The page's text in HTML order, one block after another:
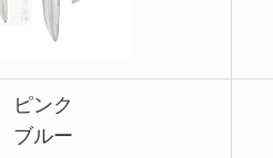
ピンク
ブルー